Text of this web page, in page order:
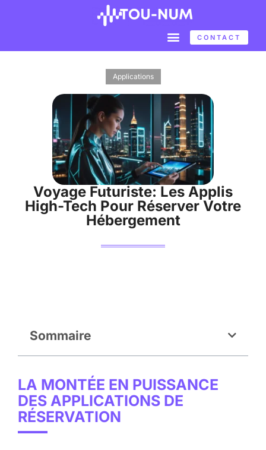
CONTACT
Applications
Voyage Futuriste: Les Applis
High-Tech Pour Réserver Votre
Hébergement
Sommaire
LA MONTÉE EN PUISSANCE
DES APPLICATIONS DE
RÉSERVATION